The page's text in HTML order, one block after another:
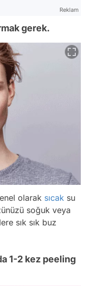
Reklam
gerek.
olarak sıcak su
soğuk veya
sık sık buz
1-2 kez peeling